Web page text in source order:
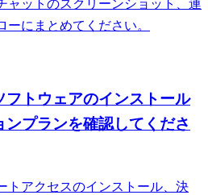
ャットのスクリーンショット、連
にまとめてください。
フトウェアのインストール
プランを確認してくださ
トアクセスのインストール、決